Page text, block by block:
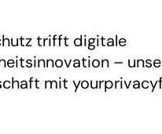
trifft digitale
–
mit